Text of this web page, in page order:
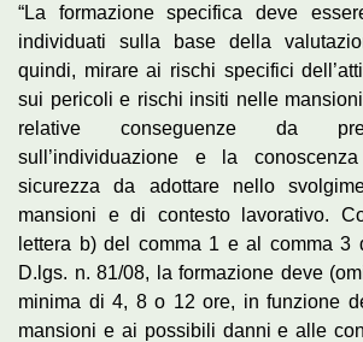
“La formazione specifica deve
individuati sulla base della
quindi, mirare ai rischi specifici
sui pericoli e rischi insiti nelle
relative conseguenze da
sull’individuazione e la
sicurezza da adottare nello
mansioni e di contesto lavorativo.
lettera b) del comma 1 e al comma 3
D.lgs. n. 81/08, la formazione deve
minima di 4, 8 o 12 ore, in funzione
mansioni e ai possibili danni e alle